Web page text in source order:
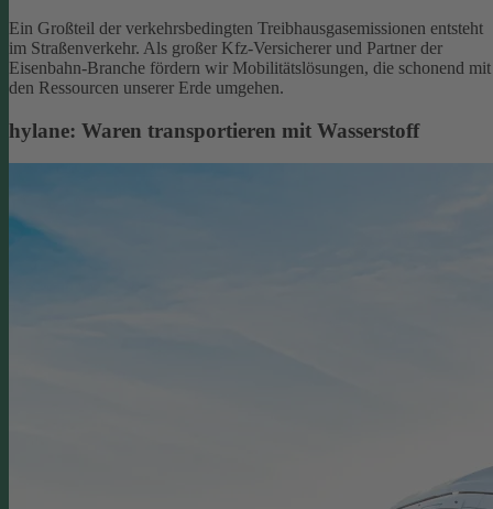
Ein Großteil der verkehrsbedingten Treibhausgasemissionen entsteht
im Straßenverkehr. Als großer Kfz-Versicherer und Partner der
Eisenbahn-Branche fördern wir Mobilitätslösungen, die schonend mit
den Ressourcen unserer Erde umgehen.
hylane: Waren transportieren mit Wasserstoff